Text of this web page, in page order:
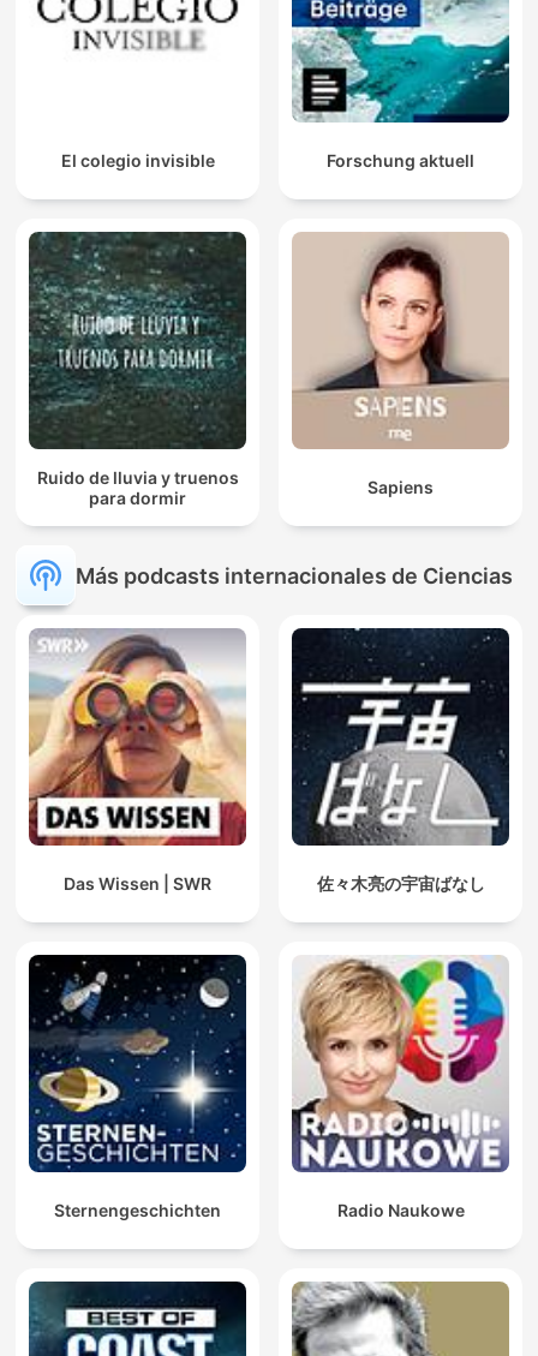
El colegio invisible Forschung aktuell
Ruido de lluvia y truenos
para dormir
Sapiens
Más podcasts internacionales de Ciencias
Das Wissen | SWR 佐々木亮の宇宙ばなし
Sternengeschichten Radio Naukowe